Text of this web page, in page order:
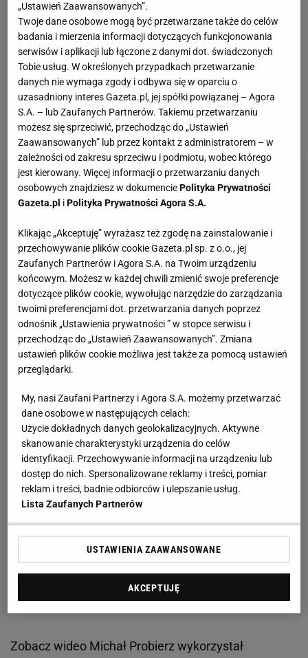
Leo Messi latem zeszłego roku przeszedł do Interu
Miami. To sprawiło, że do tego klubu dołączyli inni
zawodnicy, którzy w przeszłości grali z nim w
jednym zespole - Sergio Busquets, Jordi Alba, a
ostatnioLuis Suarez. Okazuje się, że 36-latek
kontaktował się także z innym dawnym kolegą z
boiska.
Zobacz wideo Michał Probierz wykorzystał
„Ustawień Zaawansowanych”.
Twoje dane osobowe mogą być przetwarzane także do celów
badania i mierzenia informacji dotyczących funkcjonowania
serwisów i aplikacji lub łączone z danymi dot. świadczonych
Tobie usług. W określonych przypadkach przetwarzanie
danych nie wymaga zgody i odbywa się w oparciu o
uzasadniony interes Gazeta.pl, jej spółki powiązanej – Agora
S.A. – lub Zaufanych Partnerów. Takiemu przetwarzaniu
możesz się sprzeciwić, przechodząc do „Ustawień
Zaawansowanych” lub przez kontakt z administratorem – w
zależności od zakresu sprzeciwu i podmiotu, wobec którego
jest kierowany. Więcej informacji o przetwarzaniu danych
osobowych znajdziesz w dokumenciePolityka Prywatności
Gazeta.pl iPolityka Prywatności Agora S.A.
Klikając „Akceptuję” wyrażasz też zgodę na zainstalowanie i
przechowywanie plików cookie Gazeta.pl sp. z o.o., jej
Zaufanych Partnerów i Agora S.A. na Twoim urządzeniu
końcowym. Możesz w każdej chwili zmienić swoje preferencje
dotyczące plików cookie, wywołując narzędzie do zarządzania
twoimi preferencjami dot. przetwarzania danych poprzez
odnośnik „Ustawienia prywatności ” w stopce serwisu i
przechodząc do „Ustawień Zaawansowanych”. Zmiana
ustawień plików cookie możliwa jest także za pomocą ustawień
przeglądarki.
My, nasi Zaufani Partnerzy i Agora S.A. możemy przetwarzać
dane osobowe w następujących celach:
Użycie dokładnych danych geolokalizacyjnych. Aktywne
skanowanie charakterystyki urządzenia do celów
identyfikacji. Przechowywanie informacji na urządzeniu lub
dostęp do nich. Spersonalizowane reklamy i treści, pomiar
reklam i treści, badnie odbiorców i ulepszanie usług.
Lista Zaufanych Partnerów
USTAWIENIA ZAAWANSOWANE
AKCEPTUJĘ